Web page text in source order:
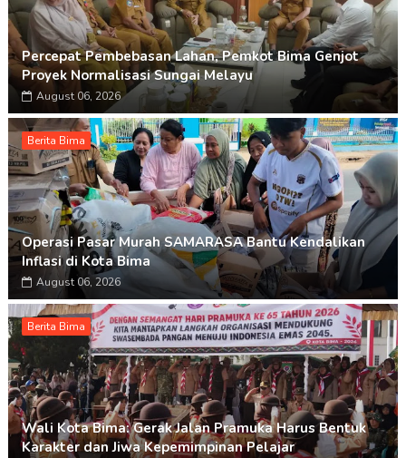
Percepat Pembebasan Lahan, Pemkot Bima Genjot
Proyek Normalisasi Sungai Melayu
August 06, 2026
Berita Bima
Operasi Pasar Murah SAMARASA Bantu Kendalikan
Inflasi di Kota Bima
August 06, 2026
Berita Bima
Wali Kota Bima: Gerak Jalan Pramuka Harus Bentuk
Karakter dan Jiwa Kepemimpinan Pelajar